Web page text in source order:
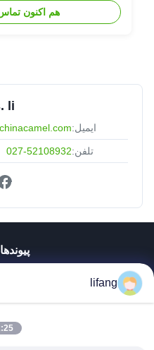
هم اکنون
li
ایمیل:
تلفن:027-52108932
lifang
AM